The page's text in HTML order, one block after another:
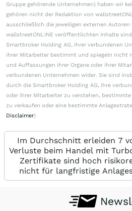
Gruppe gehörende Unternehmen) haben wir
gehören nicht der Redaktion von
ausschließlich die jeweiligen externen
wallstreetONLINE veröffentlichten Inhalte
Smartbroker Holding AG, ihrer verbundenen
ihrer Mitarbeiter bestimmt und spiegeln nicht
und Auffassungen ihrer Organe oder ihrer
verbundenen Unternehmen wider. Sie sind
durch die Smartbroker Holding AG, ihre
oder ihrer Mitarbeiter zu verstehen,
zu verkaufen oder eine bestimmte
Disclaimer)
Im Durchschnitt erleiden 7
Verluste beim Handel mit
Zertifikate sind hoch
nicht für langfristige